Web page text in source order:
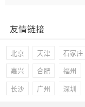
友情链接
北京 天津 石家庄
嘉兴 合肥 福州
长沙 广州 深圳